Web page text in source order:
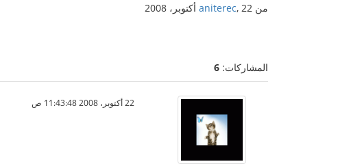
من aniterec, 22 أكتوبر، 2008
المشاركات: 6
22 أكتوبر، 2008 11:43:48 ص